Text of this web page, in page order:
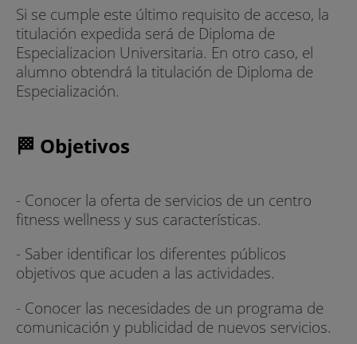
Si se cumple este último requisito de acceso, la
titulación expedida será de Diploma de
Especializacion Universitaria. En otro caso, el
alumno obtendrá la titulación de Diploma de
Especialización.
🏁 Objetivos
- Conocer la oferta de servicios de un centro
fitness wellness y sus características.
- Saber identificar los diferentes públicos
objetivos que acuden a las actividades.
- Conocer las necesidades de un programa de
comunicación y publicidad de nuevos servicios.